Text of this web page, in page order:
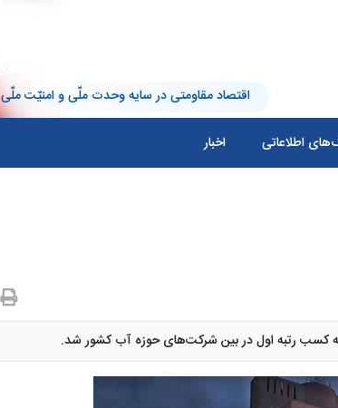
اقتصاد مقاومتی در سایه وحدت ملّی و امنیّت ملّی
اطلاعاتی اخبار